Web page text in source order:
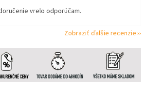
vrelo odporúčam.
Zobraziť ďalšie recenzie